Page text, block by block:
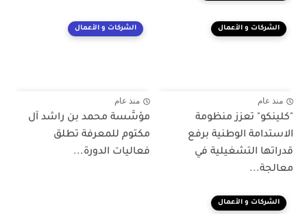
الشركات و الأعمال
منذ عام
"كلينكو" تعزز منظومة
الاستدامة الوطنية برفع
قدراتها التشغيلية في
معالجة...
الشركات و الأعمال
منذ عام
مؤسَّسة محمد بن راشد آل
مكتوم للمعرفة تطلق
فعاليات الدورة...
الشركات و الأعمال